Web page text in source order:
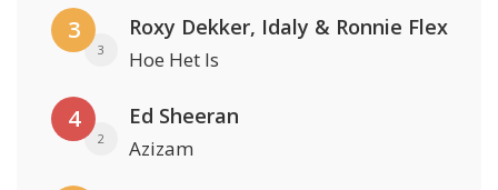
3
3
Roxy Dekker, Idaly & Ronnie Flex
Hoe Het Is
4
2
Ed Sheeran
Azizam